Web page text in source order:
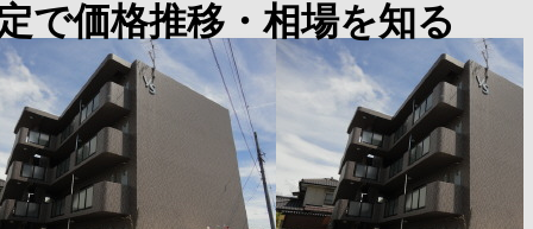
で価格推移・相場を知る